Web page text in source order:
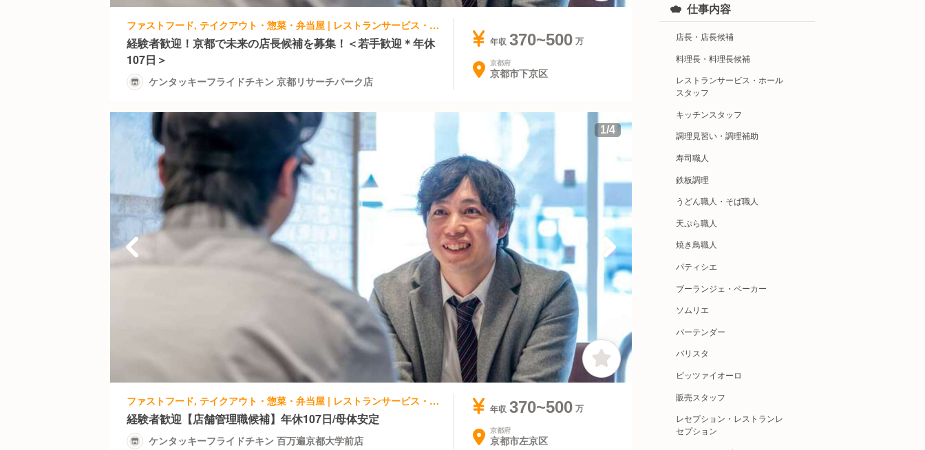
ファストフード, テイクアウト・惣菜・弁当屋 | レストランサービス・ホールスタッフ | ケンタッキーフライドチキン 京都リサーチパーク店
経験者歓迎！京都で未来の店長候補を募集！＜若手歓迎＊年休
107日＞
ケンタッキーフライドチキン 京都リサーチパーク店
年収 370~500
京都府
京都市下京区
1/4
ファストフード, テイクアウト・惣菜・弁当屋 | レストランサービス・ホールスタッフ | ケンタッキーフライドチキン 百万遍京都大学前店
経験者歓迎【店舗管理職候補】年休107日/母体安定
ケンタッキーフライドチキン 百万遍京都大学前店
年収 370~500
京都府
京都市左京区
仕事内容
店長・店長候補
料理長・料理長候補
レストランサービス・ホール
スタッフ
キッチンスタッフ
調理見習い・調理補助
寿司職人
鉄板調理
うどん職人・そば職人
天ぷら職人
焼き鳥職人
パティシエ
ブーランジェ・ベーカー
ソムリエ
バーテンダー
バリスタ
ピッツァイオーロ
販売スタッフ
レセプション・レストランレ
セプション